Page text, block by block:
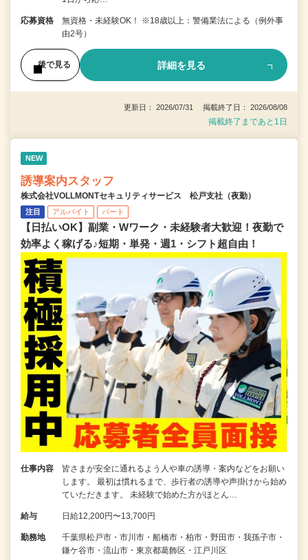
応募資格
無資格・未経験OK！ ※18歳以上：警備業法による（例外事
由2号）
後で見る 詳細を見る
更新日： 2026/07/31 掲載終了日： 2026/08/08
掲載終了まであと1日
NEW
誘導案内スタッフ
株式会社VOLLMONTセキュリティサービス 松戸支社（夜勤）
注目 アルバイト パート
【日払いOK】副業・Wワーク・未経験者大歓迎！夜勤で
効率よく稼げる♪短期・単発・週1・シフト超自由！
仕事内容
皆さまが安全に通れるよう人や車の誘導・案内などをお願い
します。 最初は慣れるまで、歩行者の誘導や声掛けから始め
ていただきます。 未経験で始めた方がほとん…
給与 日給12,200円〜13,700円
勤務地
千葉県松戸市・市川市・船橋市・柏市・野田市・我孫子市・
鎌ケ谷市・流山市・東京都葛飾区・江戸川区